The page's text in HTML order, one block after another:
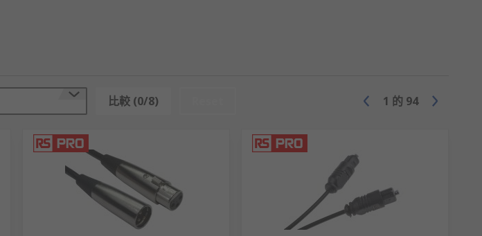
相比於複合AV線，S端子AV線可傳送的畫質更高。
、Van Damme、RS PRO
，多年來深受香港用家推薦。如你對產品規格或價
比較 (0/8) 1 的 94